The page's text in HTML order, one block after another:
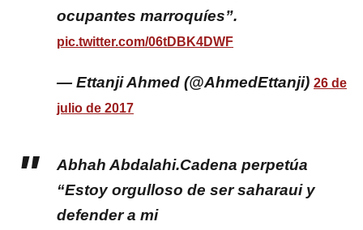
ocupantes marroquíes”.
pic.twitter.com/06tDBK4DWF
— Ettanji Ahmed (@AhmedEttanji) 26 de
julio de 2017
Abhah Abdalahi.Cadena perpetúa
“Estoy orgulloso de ser saharaui y
defender a mi